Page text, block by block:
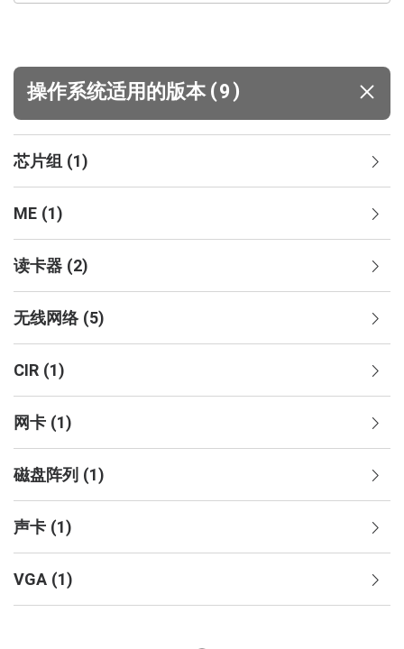
操作系统适用的版本 (9 )
芯片组 (1)
ME (1)
读卡器 (2)
无线网络 (5)
CIR (1)
网卡 (1)
磁盘阵列 (1)
声卡 (1)
VGA (1)